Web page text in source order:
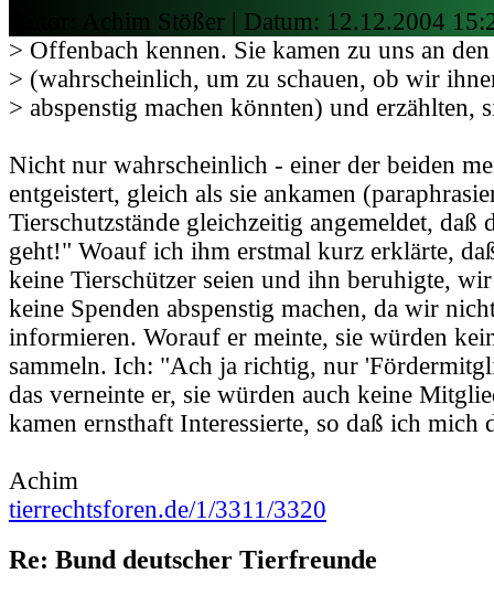
Autor: Achim Stößer | Datum: 12.12.2004
> Offenbach kennen. Sie kamen zu uns an
> (wahrscheinlich, um zu schauen, ob wir
> abspenstig machen könnten) und erzählten,
Nicht nur wahrscheinlich - einer der beiden
entgeistert, gleich als sie ankamen
Tierschutzstände gleichzeitig angemeldet, daß
geht!" Woauf ich ihm erstmal kurz erklärte,
keine Tierschützer seien und ihn beruhigte,
keine Spenden abspenstig machen, da wir
informieren. Worauf er meinte, sie würden
sammeln. Ich: "Ach ja richtig, nur
das verneinte er, sie würden auch keine
kamen ernsthaft Interessierte, so daß ich mich
Achim
tierrechtsforen.de/1/3311/3320
Re: Bund deutscher Tierfreunde